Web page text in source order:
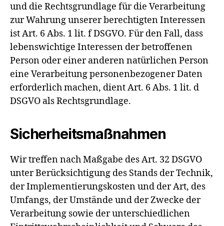
und die Rechtsgrundlage für die Verarbeitung
zur Wahrung unserer berechtigten Interessen
ist Art. 6 Abs. 1 lit. f DSGVO. Für den Fall, dass
lebenswichtige Interessen der betroffenen
Person oder einer anderen natürlichen Person
eine Verarbeitung personenbezogener Daten
erforderlich machen, dient Art. 6 Abs. 1 lit. d
DSGVO als Rechtsgrundlage.
Sicherheitsmaßnahmen
Wir treffen nach Maßgabe des Art. 32 DSGVO
unter Berücksichtigung des Stands der Technik,
der Implementierungskosten und der Art, des
Umfangs, der Umstände und der Zwecke der
Verarbeitung sowie der unterschiedlichen